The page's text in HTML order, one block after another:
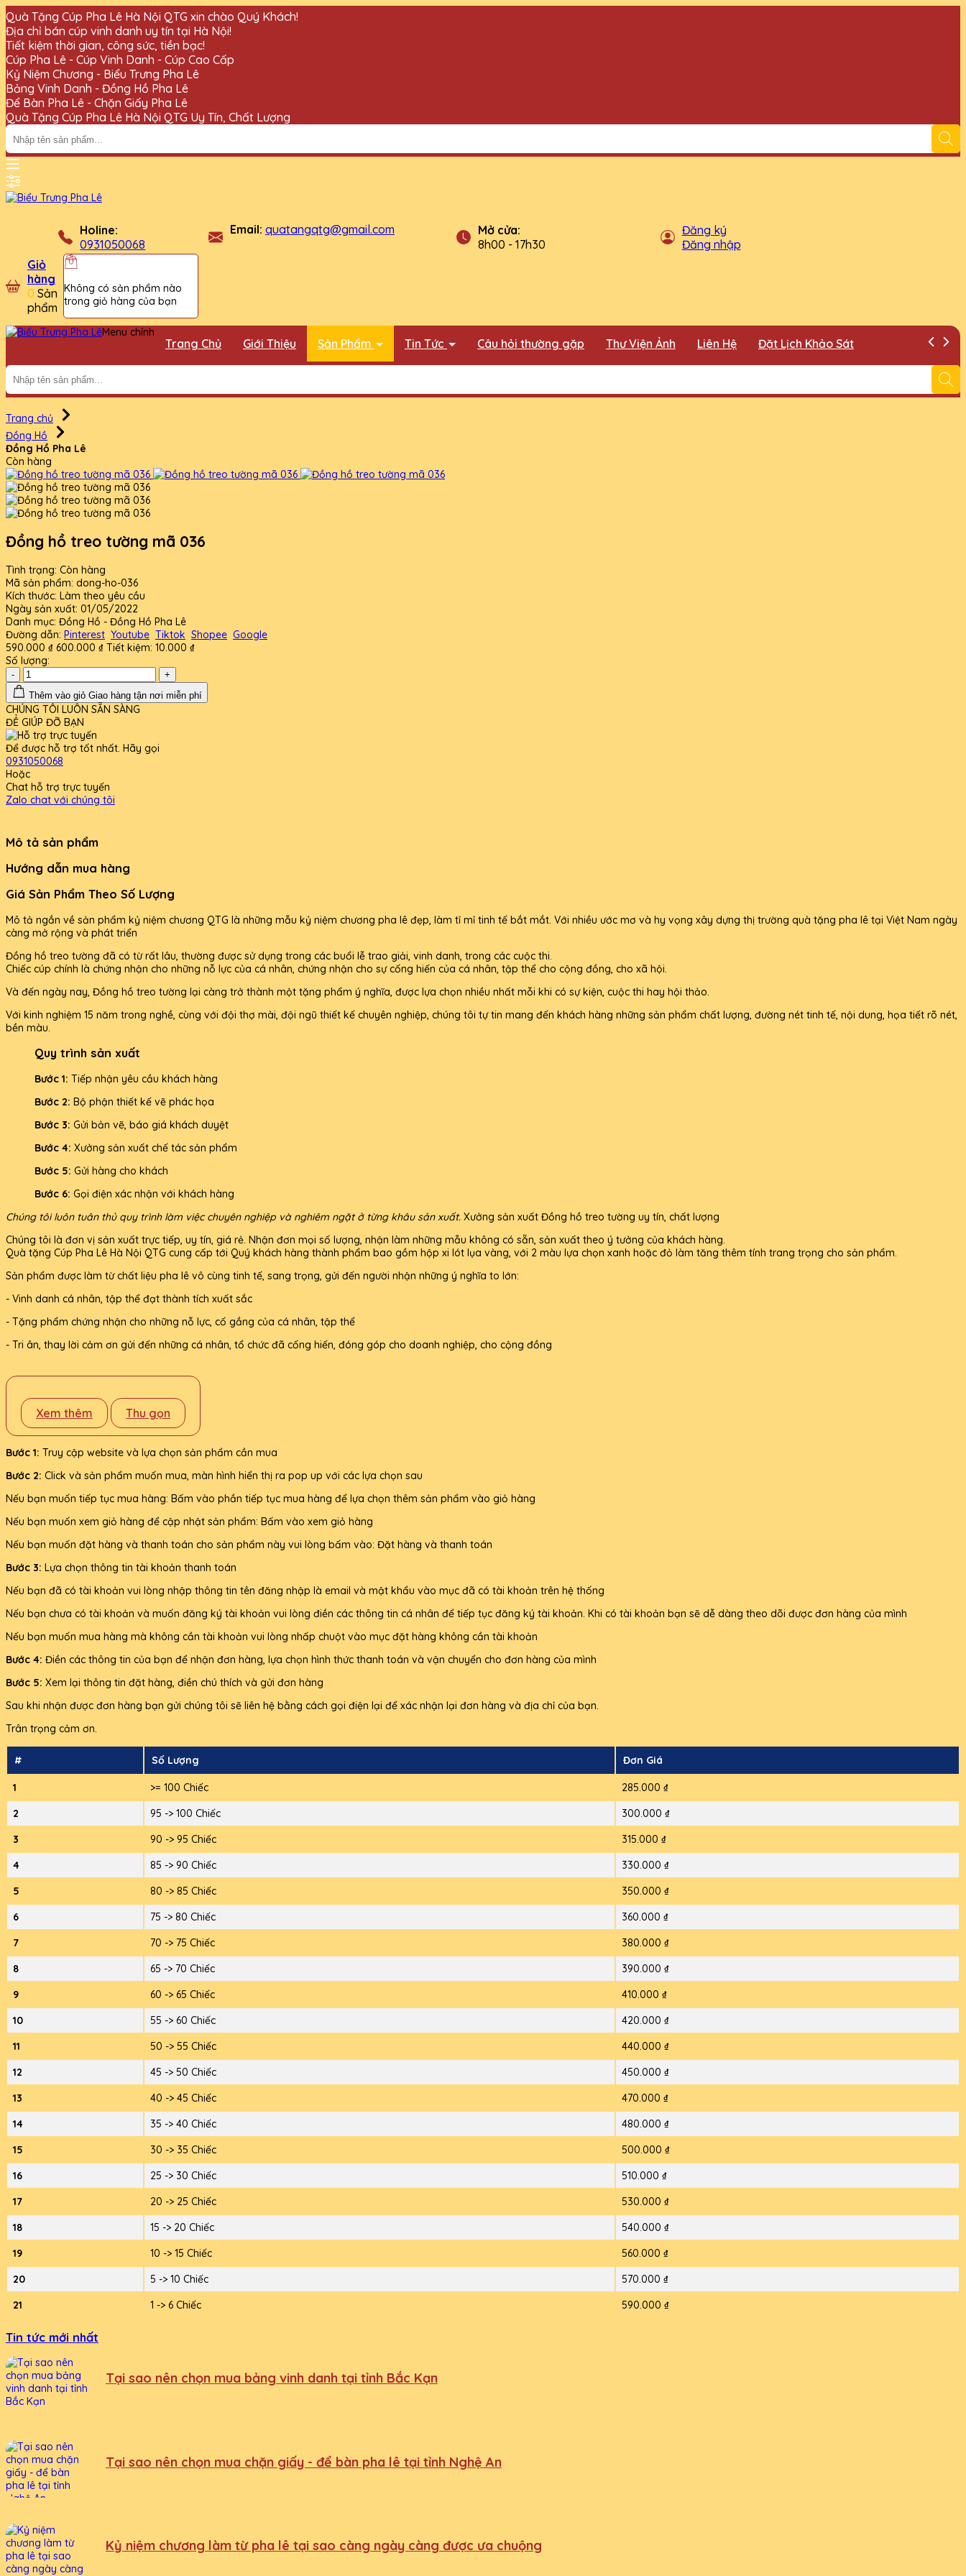
Quà Tặng Cúp Pha Lê Hà Nội QTG xin chào Quý Khách!
Địa chỉ bán cúp vinh danh uy tín tại Hà Nội!
Tiết kiệm thời gian, công sức, tiền bạc!
Cúp Pha Lê - Cúp Vinh Danh - Cúp Cao Cấp
Kỷ Niệm Chương - Biểu Trưng Pha Lê
Bảng Vinh Danh - Đồng Hồ Pha Lê
Để Bàn Pha Lê - Chặn Giấy Pha Lê
Quà Tặng Cúp Pha Lê Hà Nội QTG Uy Tín, Chất Lượng
Holine:
0931050068
Email: quatangqtg@gmail.com
Mở cửa:
8h00 - 17h30
Đăng ký
Đăng nhập
Giỏ
hàng
0 Sản
phẩm
Không có sản phẩm nào
trong giỏ hàng của bạn
Menu chính
Trang Chủ Giới Thiệu Sản Phẩm Tin Tức Câu hỏi thường gặp Thư Viện Ảnh Liên Hệ Đặt Lịch Khảo Sát
Trang chủ
Đồng Hồ
Đồng Hồ Pha Lê
Còn hàng
Đồng hồ treo tường mã 036
Tình trạng: Còn hàng
Mã sản phẩm: dong-ho-036
Kích thước: Làm theo yêu cầu
Ngày sản xuất: 01/05/2022
Danh mục: Đồng Hồ - Đồng Hồ Pha Lê
Đường dẫn: Pinterest Youtube Tiktok Shopee Google
590.000 ₫ 600.000 ₫ Tiết kiệm: 10.000 ₫
Số lượng:
-
+
Thêm vào giỏ Giao hàng tận nơi miễn phí
CHÚNG TÔI LUÔN SẴN SÀNG
ĐỂ GIÚP ĐỠ BẠN
Để được hỗ trợ tốt nhất. Hãy gọi
0931050068
Hoặc
Chat hỗ trợ trực tuyến
Zalo chat với chúng tôi
Mô tả sản phẩm
Hướng dẫn mua hàng
Giá Sản Phẩm Theo Số Lượng
Mô tả ngắn về sản phẩm kỷ niệm chương QTG là những mẫu kỷ niệm chương pha lê đẹp, làm tỉ mỉ tinh tế bắt mắt. Với nhiều ước mơ và hy vọng xây dựng thị trường quà tặng pha lê tại Việt Nam ngày
càng mở rộng và phát triển
Đồng hồ treo tường đã có từ rất lâu, thường được sử dụng trong các buổi lễ trao giải, vinh danh, trong các cuộc thi.
Chiếc cúp chính là chứng nhận cho những nỗ lực của cá nhân, chứng nhận cho sự cống hiến của cá nhân, tập thể cho cộng đồng, cho xã hội.
Và đến ngày nay, Đồng hồ treo tường lại càng trở thành một tặng phẩm ý nghĩa, được lựa chọn nhiều nhất mỗi khi có sự kiện, cuộc thi hay hội thảo.
Với kinh nghiệm 15 năm trong nghề, cùng với đội thợ mài, đội ngũ thiết kế chuyên nghiệp, chúng tôi tự tin mang đến khách hàng những sản phẩm chất lượng, đường nét tinh tế, nội dung, họa tiết rõ nét,
bền màu.
Quy trình sản xuất
Bước 1: Tiếp nhận yêu cầu khách hàng
Bước 2: Bộ phận thiết kế vẽ phác họa
Bước 3: Gửi bản vẽ, báo giá khách duyệt
Bước 4: Xưởng sản xuất chế tác sản phẩm
Bước 5: Gửi hàng cho khách
Bước 6: Gọi điện xác nhận với khách hàng
Chúng tôi luôn tuân thủ quy trình làm việc chuyên nghiệp và nghiêm ngặt ở từng khâu sản xuất. Xưởng sản xuất Đồng hồ treo tường uy tín, chất lượng
Chúng tôi là đơn vị sản xuất trực tiếp, uy tín, giá rẻ. Nhận đơn mọi số lượng, nhận làm những mẫu không có sẵn, sản xuất theo ý tưởng của khách hàng.
Quà tặng Cúp Pha Lê Hà Nội QTG cung cấp tới Quý khách hàng thành phẩm bao gồm hộp xi lót lụa vàng, với 2 màu lựa chọn xanh hoặc đỏ làm tăng thêm tính trang trọng cho sản phẩm.
Sản phẩm được làm từ chất liệu pha lê vô cùng tinh tế, sang trọng, gửi đến người nhận những ý nghĩa to lớn:
- Vinh danh cá nhân, tập thể đạt thành tích xuất sắc
- Tặng phẩm chứng nhận cho những nỗ lực, cố gắng của cá nhân, tập thể
- Tri ân, thay lời cảm ơn gửi đến những cá nhân, tổ chức đã cống hiến, đóng góp cho doanh nghiệp, cho cộng đồng
Xem thêm Thu gọn
Bước 1: Truy cập website và lựa chọn sản phẩm cần mua
Bước 2: Click và sản phẩm muốn mua, màn hình hiển thị ra pop up với các lựa chọn sau
Nếu bạn muốn tiếp tục mua hàng: Bấm vào phần tiếp tục mua hàng để lựa chọn thêm sản phẩm vào giỏ hàng
Nếu bạn muốn xem giỏ hàng để cập nhật sản phẩm: Bấm vào xem giỏ hàng
Nếu bạn muốn đặt hàng và thanh toán cho sản phẩm này vui lòng bấm vào: Đặt hàng và thanh toán
Bước 3: Lựa chọn thông tin tài khoản thanh toán
Nếu bạn đã có tài khoản vui lòng nhập thông tin tên đăng nhập là email và mật khẩu vào mục đã có tài khoản trên hệ thống
Nếu bạn chưa có tài khoản và muốn đăng ký tài khoản vui lòng điền các thông tin cá nhân để tiếp tục đăng ký tài khoản. Khi có tài khoản bạn sẽ dễ dàng theo dõi được đơn hàng của mình
Nếu bạn muốn mua hàng mà không cần tài khoản vui lòng nhấp chuột vào mục đặt hàng không cần tài khoản
Bước 4: Điền các thông tin của bạn để nhận đơn hàng, lựa chọn hình thức thanh toán và vận chuyển cho đơn hàng của mình
Bước 5: Xem lại thông tin đặt hàng, điền chú thích và gửi đơn hàng
Sau khi nhận được đơn hàng bạn gửi chúng tôi sẽ liên hệ bằng cách gọi điện lại để xác nhận lại đơn hàng và địa chỉ của bạn.
Trân trọng cảm ơn.
# Số Lượng Đơn Giá
1 >= 100 Chiếc
285.000 ₫
2
95 -> 100 Chiếc
300.000 ₫
3
90 -> 95 Chiếc
315.000 ₫
4
85 -> 90 Chiếc
330.000 ₫
5
80 -> 85 Chiếc
350.000 ₫
6
75 -> 80 Chiếc
360.000 ₫
7
70 -> 75 Chiếc
380.000 ₫
8
65 -> 70 Chiếc
390.000 ₫
9
60 -> 65 Chiếc
410.000 ₫
10
55 -> 60 Chiếc
420.000 ₫
11
50 -> 55 Chiếc
440.000 ₫
12
45 -> 50 Chiếc
450.000 ₫
13
40 -> 45 Chiếc
470.000 ₫
14
35 -> 40 Chiếc
480.000 ₫
15
30 -> 35 Chiếc
500.000 ₫
16
25 -> 30 Chiếc
510.000 ₫
17
20 -> 25 Chiếc
530.000 ₫
18
15 -> 20 Chiếc
540.000 ₫
19
10 -> 15 Chiếc
560.000 ₫
20
5 -> 10 Chiếc
570.000 ₫
21
1 -> 6 Chiếc 590.000 ₫
Tin tức mới nhất
Tại sao nên chọn mua bảng vinh danh tại tỉnh Bắc Kạn
Tại sao nên chọn mua chặn giấy - để bàn pha lê tại tỉnh Nghệ An
Kỷ niệm chương làm từ pha lê tại sao càng ngày càng được ưa chuộng